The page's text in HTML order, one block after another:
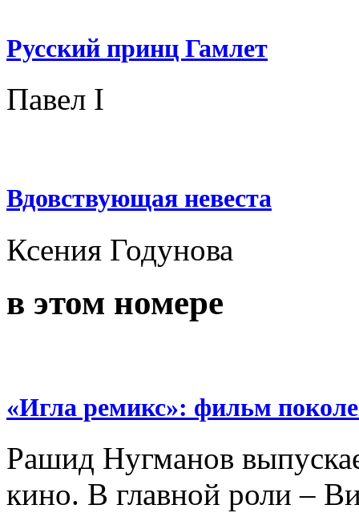
Русский принц Гамлет
Павел I
Вдовствующая невеста
Ксения Годунова
в этом номере
«Игла ремикс»: фильм
Рашид Нугманов
кино. В главной роли –